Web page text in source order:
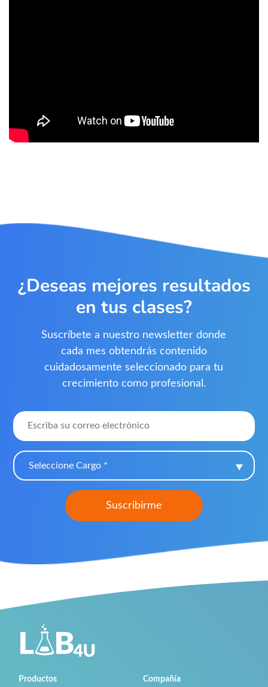
¿Deseas mejores resultados
en tus clases?
Suscríbete a nuestro newsletter donde
cada mes obtendrás contenido
cuidadosamente seleccionado para tu
crecimiento como profesional.
Seleccione Cargo *
Productos Compañía